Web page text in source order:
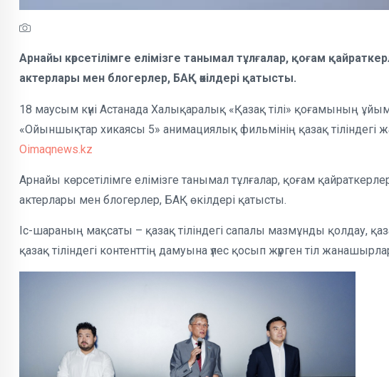
Арнайы көрсетілімге елімізге танымал тұлғалар, қоғам
актерлары мен блогерлер, БАҚ өкілдері қатысты.
18 маусым күні Астанада Халықаралық «Қазақ тілі» қоғамының
«Ойыншықтар хикаясы 5» анимациялық фильмінің қазақ тіліндегі
Oimaqnews.kz
Арнайы көрсетілімге елімізге танымал тұлғалар, қоғам
актерлары мен блогерлер, БАҚ өкілдері қатысты.
Іс-шараның мақсаты – қазақ тіліндегі сапалы мазмұнды қолдау,
қазақ тіліндегі контенттің дамуына үлес қосып жүрген тіл